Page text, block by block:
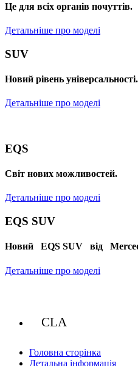
Це для всіх органів почуттів.
Детальніше про моделі
SUV
Новий рівень універсальності.
Детальніше про моделі
EQS
Cвіт нових можливостей.
Детальніше про моделі
EQS SUV
Новий EQS SUV від
Детальніше про моделі
CLA
Головна сторінка
Детальна інформація